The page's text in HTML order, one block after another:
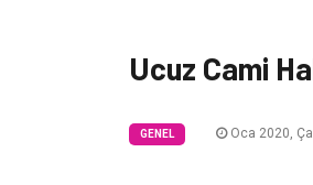
Ucuz Cami
GENEL Oca 2020,